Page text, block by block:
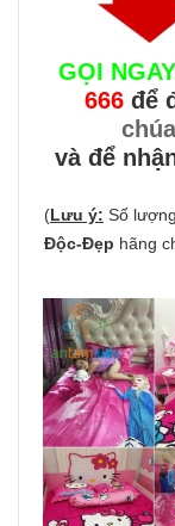
GỌI
666 để
chúa
và để
(Lưu ý: Số
Độc-Đẹp hãng